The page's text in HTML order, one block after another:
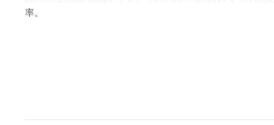
率。